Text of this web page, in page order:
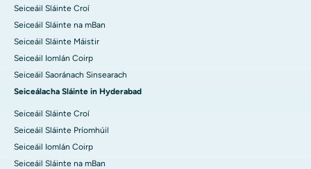
Seiceáil Sláinte Croí
Seiceáil Sláinte na mBan
Seiceáil Sláinte Máistir
Seiceáil Iomlán Coirp
Seiceáil Saoránach Sinsearach
Seiceálacha Sláinte in Hyderabad
Seiceáil Sláinte Croí
Seiceáil Sláinte Príomhúil
Seiceáil Iomlán Coirp
Seiceáil Sláinte na mBan